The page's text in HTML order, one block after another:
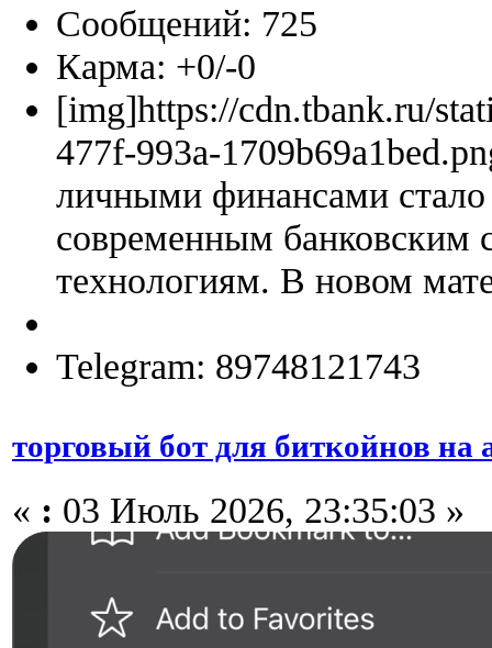
Сообщений: 725
Карма: +0/-0
[img]https://cdn.tbank.ru/
477f-993a-
личными финансами
современным банковским
технологиям. В новом
Telegram: 89748121743
торговый бот для биткойнов на
« : 03 Июль 2026, 23:35:03 »